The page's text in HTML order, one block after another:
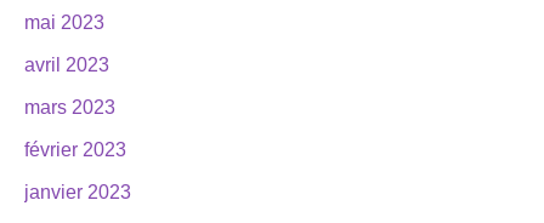
mai 2023
avril 2023
mars 2023
février 2023
janvier 2023